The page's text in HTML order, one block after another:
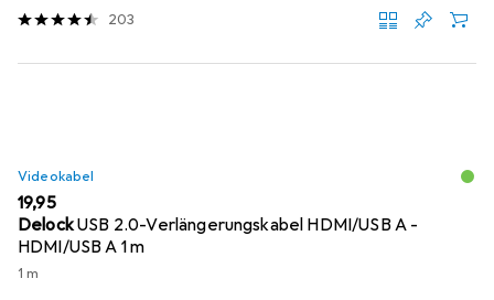
203
Videokabel
EUR
19,95
DelockUSB 2.0-Verlängerungskabel HDMI/USB A -
HDMI/USB A 1 m
1 m